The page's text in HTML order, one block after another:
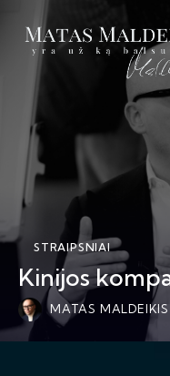
STRAIPSNIAI
Kinijos
MATAS MALDEIKIS